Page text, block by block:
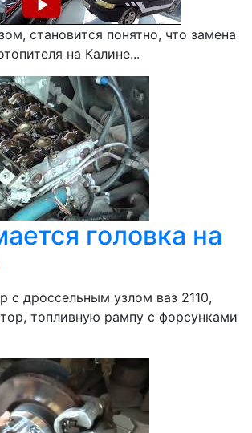
становится понятно, что замена
на Калине...
головка на
с дроссельным узлом ваз 2110,
топливную рампу с форсунками